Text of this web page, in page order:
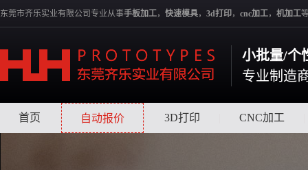
东莞市齐乐实业有限公司专业从事手板加工， 快速模具， 3d打印， cnc加工， 机加工
小批量/个
专业制造
首页 自动报价 3D打印 CNC加工